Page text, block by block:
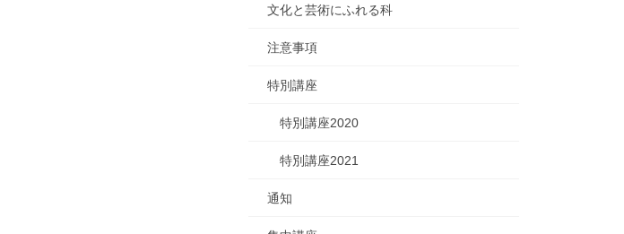
文化と芸術にふれる科
注意事項
特別講座
特別講座2020
特別講座2021
通知